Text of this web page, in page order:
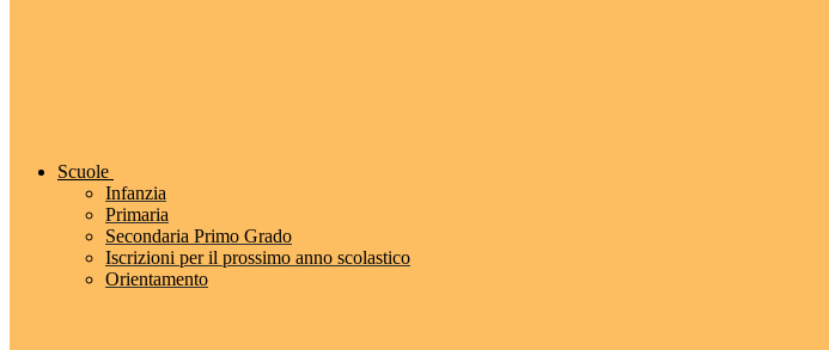
Scuole
Infanzia
Primaria
Secondaria Primo Grado
Iscrizioni per il prossimo anno scolastico
Orientamento